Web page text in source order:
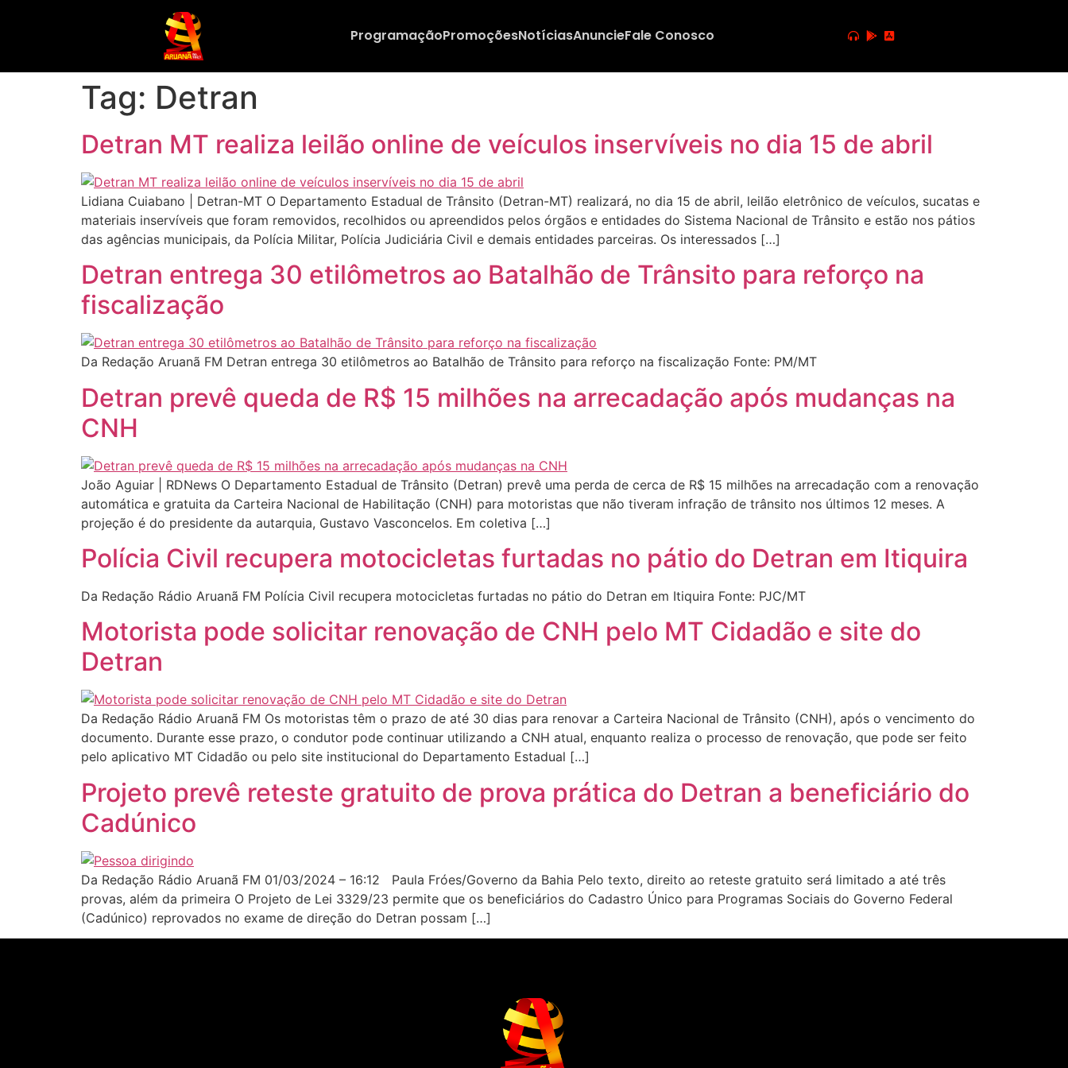
ProgramaçãoPromoçõesNotíciasAnuncieFale Conosco
Tag: Detran
Detran MT realiza leilão online de veículos inservíveis no dia 15 de abril
Lidiana Cuiabano | Detran-MT O Departamento Estadual de Trânsito (Detran-MT) realizará, no dia 15 de abril, leilão eletrônico de veículos, sucatas e
materiais inservíveis que foram removidos, recolhidos ou apreendidos pelos órgãos e entidades do Sistema Nacional de Trânsito e estão nos pátios
das agências municipais, da Polícia Militar, Polícia Judiciária Civil e demais entidades parceiras. Os interessados […]
Detran entrega 30 etilômetros ao Batalhão de Trânsito para reforço na
fiscalização
Da Redação Aruanã FM Detran entrega 30 etilômetros ao Batalhão de Trânsito para reforço na fiscalização Fonte: PM/MT
Detran prevê queda de R$ 15 milhões na arrecadação após mudanças na
CNH
João Aguiar | RDNews O Departamento Estadual de Trânsito (Detran) prevê uma perda de cerca de R$ 15 milhões na arrecadação com a renovação
automática e gratuita da Carteira Nacional de Habilitação (CNH) para motoristas que não tiveram infração de trânsito nos últimos 12 meses. A
projeção é do presidente da autarquia, Gustavo Vasconcelos. Em coletiva […]
Polícia Civil recupera motocicletas furtadas no pátio do Detran em Itiquira
Da Redação Rádio Aruanã FM Polícia Civil recupera motocicletas furtadas no pátio do Detran em Itiquira Fonte: PJC/MT
Motorista pode solicitar renovação de CNH pelo MT Cidadão e site do
Detran
Da Redação Rádio Aruanã FM Os motoristas têm o prazo de até 30 dias para renovar a Carteira Nacional de Trânsito (CNH), após o vencimento do
documento. Durante esse prazo, o condutor pode continuar utilizando a CNH atual, enquanto realiza o processo de renovação, que pode ser feito
pelo aplicativo MT Cidadão ou pelo site institucional do Departamento Estadual […]
Projeto prevê reteste gratuito de prova prática do Detran a beneficiário do
Cadúnico
Da Redação Rádio Aruanã FM 01/03/2024 – 16:12 Paula Fróes/Governo da Bahia Pelo texto, direito ao reteste gratuito será limitado a até três
provas, além da primeira O Projeto de Lei 3329/23 permite que os beneficiários do Cadastro Único para Programas Sociais do Governo Federal
(Cadúnico) reprovados no exame de direção do Detran possam […]